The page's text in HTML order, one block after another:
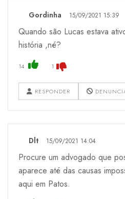
Gordinha 15/09/2021 15:39
Quando são Lucas estava
história ,né?
14 1
RESPONDER
Dlt 15/09/2021 14:04
Procure um advogado que
aparece até das causas
aqui em Patos.